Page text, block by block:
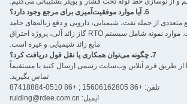
6. آیا موارد موفقیت‌آمیزی برای مرجع وجود دارد؟
متعددی از جمله نفت، شیمیایی، دارویی و دفع زباله‌های جامد
خدمات ارائه داده است. موارد نمونه شامل سیستم RTO گاز زائد آلی، پروژه احتراق
مایع زائد شیمیایی و غیره است.
7. چگونه می‌توان همکاری یا نقل قول دریافت کرد؟
از طریق فرم آنلاین وب‌سایت رسمی ارسال کنید یا مستقیماً
تماس بگیرید:
تلفن: +86 15606162805 ; +86 0510-87418884
ایمیل: ruiding@rdee.com.cn